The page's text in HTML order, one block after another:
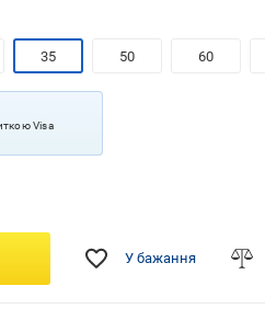
35 50 60
Visa
У бажання